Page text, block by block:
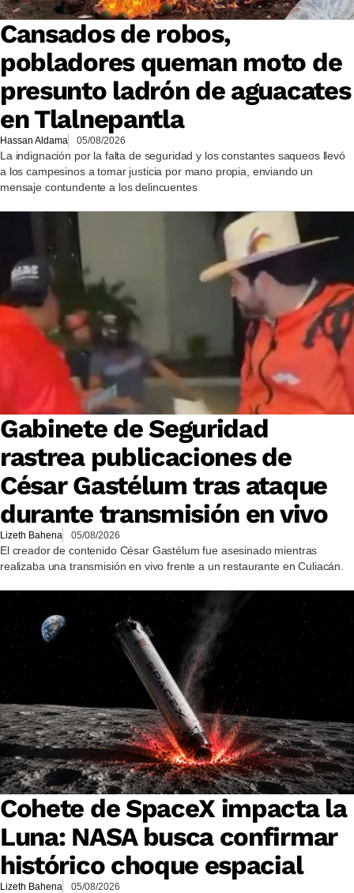
Cansados de robos,
pobladores queman moto de
presunto ladrón de aguacates
en Tlalnepantla
Hassan Aldama 05/08/2026
La indignación por la falta de seguridad y los constantes saqueos llevó
a los campesinos a tomar justicia por mano propia, enviando un
mensaje contundente a los delincuentes
Gabinete de Seguridad
rastrea publicaciones de
César Gastélum tras ataque
durante transmisión en vivo
Lizeth Bahena 05/08/2026
El creador de contenido César Gastélum fue asesinado mientras
realizaba una transmisión en vivo frente a un restaurante en Culiacán.
Cohete de SpaceX impacta la
Luna: NASA busca confirmar
histórico choque espacial
Lizeth Bahena 05/08/2026